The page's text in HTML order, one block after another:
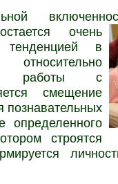
очень
тенденцией в
работы с
смещение
познавательных
определенного
строятся